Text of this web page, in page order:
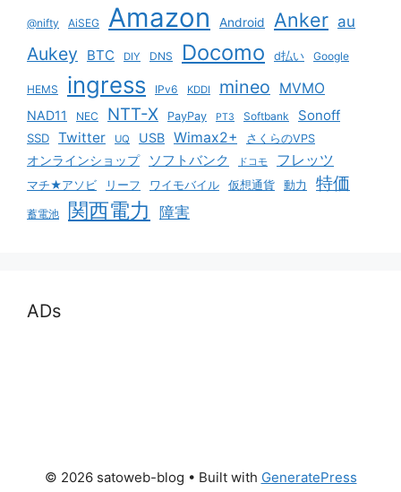
@nifty AiSEG Amazon Android Anker au
Aukey BTC DIY DNS Docomo d払い Google
HEMS ingress IPv6 KDDI mineo MVMO
NAD11 NEC NTT-X PayPay PT3 Softbank Sonoff
SSD Twitter UQ USB Wimax2+ さくらのVPS
オンラインショップ ソフトバンク ドコモ フレッツ
マチ★アソビ リーフ ワイモバイル 仮想通貨 動力 特価
蓄電池 関西電力 障害
ADs
© 2026 satoweb-blog • Built with GeneratePress